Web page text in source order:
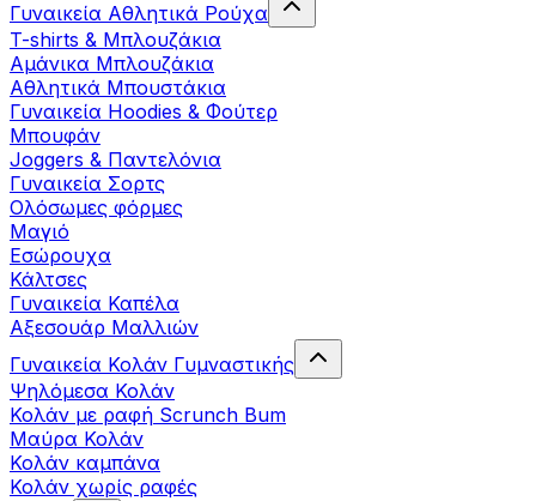
Γυναικεία Αθλητικά Ρούχα
T-shirts & Μπλουζάκια
Αμάνικα Μπλουζάκια
Aθλητικά Μπουστάκια
Γυναικεία Hoodies & Φούτερ
Μπουφάν
Joggers & Παντελόνια
Γυναικεία Σορτς
Ολόσωμες φόρμες
Μαγιό
Εσώρουχα
Κάλτσες
Γυναικεία Καπέλα
Αξεσουάρ Μαλλιών
Γυναικεία Κολάν Γυμναστικής
Ψηλόμεσα Κολάν
Κολάν με ραφή Scrunch Bum
Μαύρα Κολάν
Κολάν καμπάνα
Κολάν χωρίς ραφές